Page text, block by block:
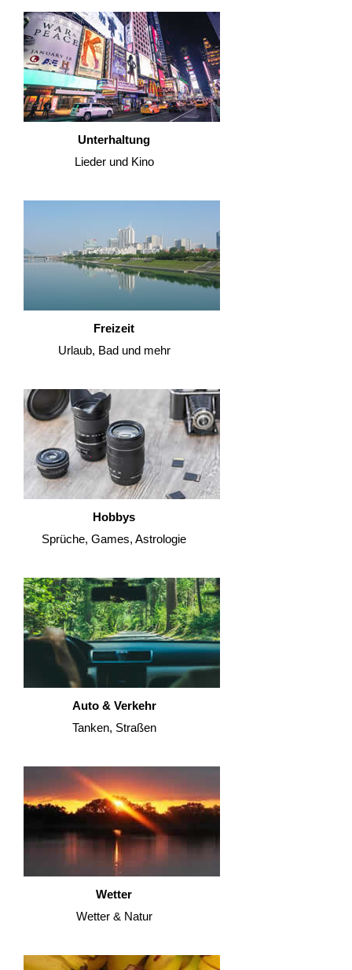
Unterhaltung
Lieder und Kino
Freizeit
Urlaub, Bad und mehr
Hobbys
Sprüche, Games, Astrologie
Auto & Verkehr
Tanken, Straßen
Wetter
Wetter & Natur